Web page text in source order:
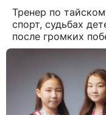
Тренер по
спорт, судьбах
после громких